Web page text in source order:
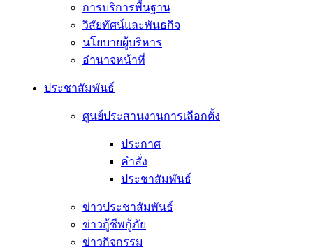
การบริการพื้นฐาน
วิสัยทัศน์และพันธกิจ
นโยบายผู้บริหาร
อํานาจหน้าที่
ประชาสัมพันธ์
ศูนย์ประสานงานการเลือกตั้ง
ประกาศ
คำสั่ง
ประชาสัมพันธ์
ข่าวประชาสัมพันธ์
ข่าวกู้ชีพกู้ภัย
ข่าวกิจกรรม